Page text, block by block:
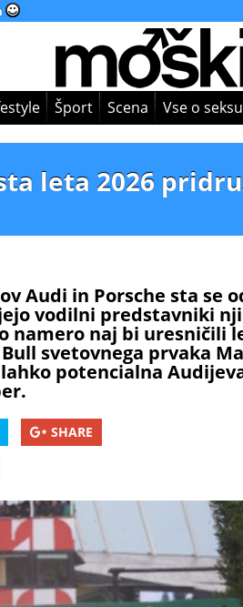
Šport Scena Vse o seksu
leta 2026
Audi in Porsche sta se
vodilni predstavniki
namero naj bi uresničili
svetovnega prvaka
potencialna
SHARE